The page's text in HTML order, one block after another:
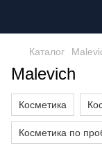
Каталог
Malevich
Косметика
Косметика по